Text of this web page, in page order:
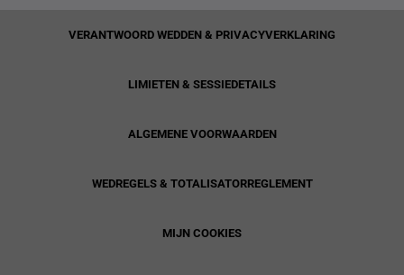
VERANTWOORD WEDDEN & PRIVACYVERKLARING
LIMIETEN & SESSIEDETAILS
ALGEMENE VOORWAARDEN
WEDREGELS & TOTALISATORREGLEMENT
MIJN COOKIES